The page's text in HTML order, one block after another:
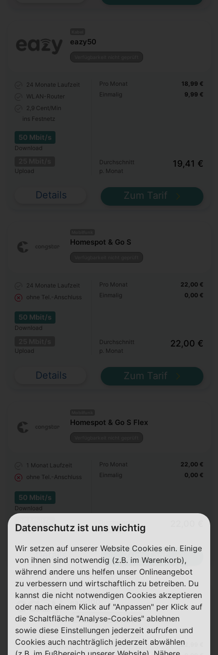
eazy50
24 Monate Laufzeit
WLAN-Router
2,9 Cent/Min
ins Festnetz
50 Mbit/s
Download
Upload
Pro Monat
Einmalig
18,99 €
9,99 €
Durchschnitt
p. Monat
19,41 €
Details Zum Tarif
Homespot & Go S
24 Monate Laufzeit
ohne Tel.-Anschluss
50 Mbit/s
Download
Upload
Pro Monat
Einmalig
22,00 €
0,00 €
Durchschnitt
p. Monat
22,00 €
Details Zum Tarif
Homespot & Go S Flex
1 Monat Laufzeit
ohne Tel.-Anschluss
50 Mbit/s
Download
Upload
Pro Monat
Einmalig
22,00 €
0,00 €
Durchschnitt
p. Monat
Details Zum Tarif
Kabel
eazy100
Verfügbarkeit nicht geprüft
24 Monate Laufzeit
Pro Monat
22,99 €
Datenschutz ist uns wichtig
Wir setzen auf unserer Website Cookies ein. Einige
von ihnen sind notwendig (z.B. im Warenkorb),
während andere uns helfen unser Onlineangebot
zu verbessern und wirtschaftlich zu betreiben. Du
kannst die nicht notwendigen Cookies akzeptieren
oder nach einem Klick auf "Anpassen" per Klick auf
die Schaltfläche "Analyse-Cookies" ablehnen
sowie diese Einstellungen jederzeit aufrufen und
Cookies auch nachträglich jederzeit abwählen